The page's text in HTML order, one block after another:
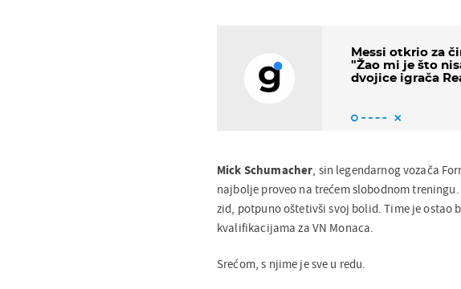
Messi otkrio za
"Žao mi je što
dvojice igrača
Mick Schumacher, sin legendarnog vozača
najbolje proveo na trećem slobodnom
zid, potpuno oštetivši svoj bolid. Time je ostao
kvalifikacijama za VN Monaca.
Srećom, s njime je sve u redu.